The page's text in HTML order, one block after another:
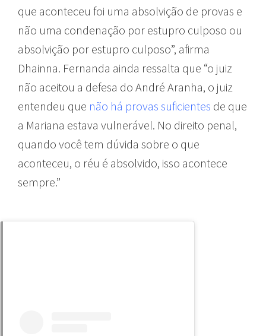
que aconteceu foi uma absolvição de provas e
não uma condenação por estupro culposo ou
absolvição por estupro culposo”, afirma
Dhainna. Fernanda ainda ressalta que “o juiz
não aceitou a defesa do André Aranha, o juiz
entendeu que não há provas suficientes de que
a Mariana estava vulnerável. No direito penal,
quando você tem dúvida sobre o que
aconteceu, o réu é absolvido, isso acontece
sempre.”